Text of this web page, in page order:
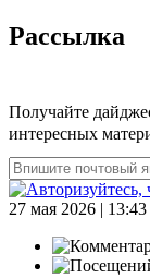
Рассылка
Получайте
интересных
27 мая 2026 | 13:43